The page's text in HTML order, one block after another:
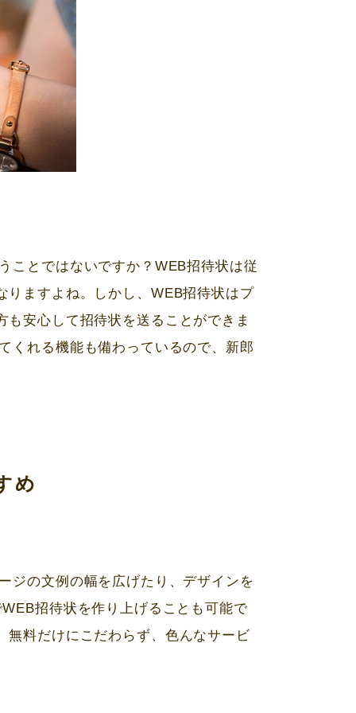
ことではないですか？ WEB招待状は従
ますよね。しかし、 WEB招待状はプ
安心して招待状を送ることができま
くれる機能も備わっているので、新郎
め
ジの文例の幅を広げたり、デザインを
WEB招待状を作り上げることも可能で
無料だけにこだわらず、色んなサービ